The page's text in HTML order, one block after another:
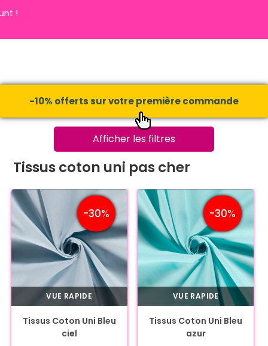
-10% offerts sur votre première commande
Afficher les filtres
Tissus coton uni pas cher
-30%
VUE RAPIDE
Tissus Coton Uni Bleu
ciel
-30%
VUE RAPIDE
Tissus Coton Uni Bleu
azur